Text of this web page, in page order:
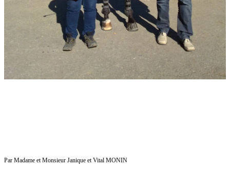
Par Madame et Monsieur Janique et Vital MONIN